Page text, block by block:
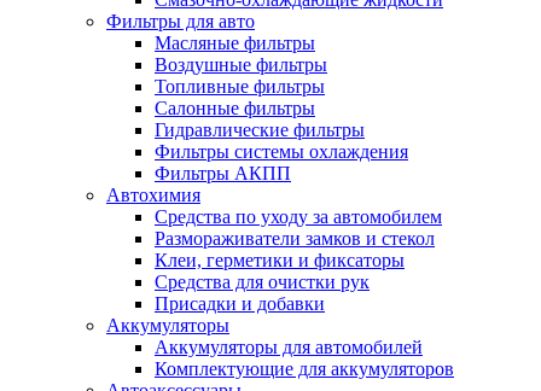
Фильтры для авто
Масляные фильтры
Воздушные фильтры
Топливные фильтры
Салонные фильтры
Гидравлические фильтры
Фильтры системы охлаждения
Фильтры АКПП
Автохимия
Средства по уходу за автомобилем
Размораживатели замков и стекол
Клеи, герметики и фиксаторы
Средства для очистки рук
Присадки и добавки
Аккумуляторы
Аккумуляторы для автомобилей
Комплектующие для аккумуляторов